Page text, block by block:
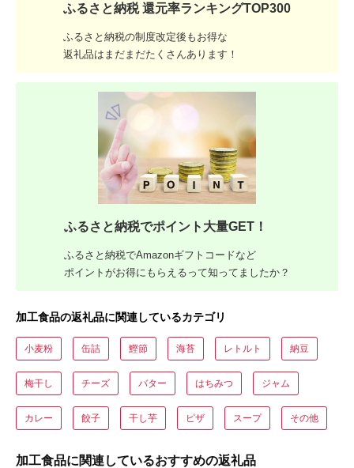
ふるさと納税 還元率ランキングTOP300
ふるさと納税の制度改定後もお得な
返礼品はまだまだたくさんあります！
ふるさと納税でポイント大量GET！
ふるさと納税でAmazonギフトコードなど
ポイントがお得にもらえるって知ってましたか？
加工食品の返礼品に関連しているカテゴリ
小麦粉 缶詰 鰹節 海苔 レトルト 納豆
梅干し チーズ バター はちみつ ジャム
カレー 餃子 干し芋 ピザ スープ その他
加工食品に関連しているおすすめの返礼品